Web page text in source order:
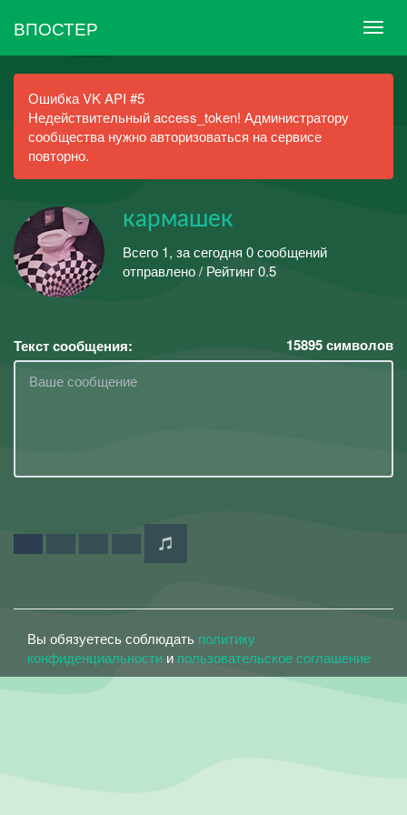
ВПОСТЕР
Ошибка VK API #5
Недействительный access_token! Администратору
сообщества нужно авторизоваться на сервисе
повторно.
кармашек
Всего 1, за сегодня 0 сообщений
отправлено / Рейтинг 0.5
Текст сообщения: 15895символов
Вы обязуетесь соблюдать политику
конфиденциальности и пользовательское соглашение